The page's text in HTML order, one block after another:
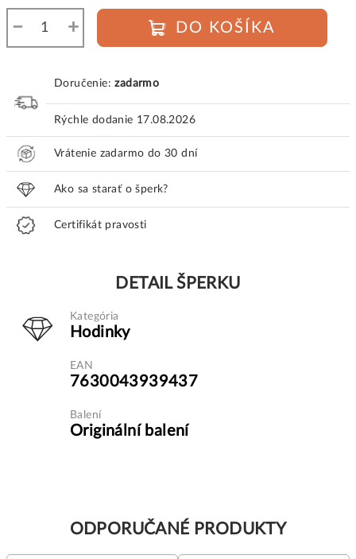
+
− DO KOŠÍKA
Doručenie:zadarmo
Rýchle dodanie 17.08.2026
Vrátenie zadarmo do 30 dní
Ako sa starať o šperk?
Certifikát pravosti
DETAIL ŠPERKU
Kategória
Hodinky
EAN
7630043939437
Balení
Originální balení
ODPORUČANÉ PRODUKTY